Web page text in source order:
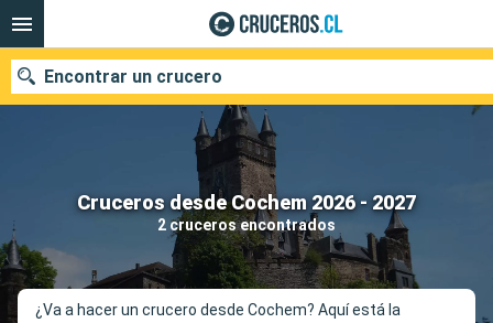
Cruceros desde Cochem 2026 - 2027
2 cruceros encontrados
Encontrar un crucero
Nuestros destinos
Fecha de salida
Puertos Compañías
¿Va a hacer un crucero desde Cochem? Aquí está la